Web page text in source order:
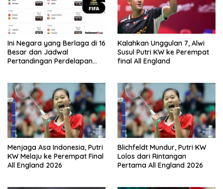
Ini Negara yang Berlaga di 16
Besar dan Jadwal
Pertandingan Perdelapan
Kalahkan Unggulan 7, Alwi
Susul Putri KW ke Perempat
final All England
Menjaga Asa Indonesia, Putri
KW Melaju ke Perempat Final
All England 2026
Blichfeldt Mundur, Putri KW
Lolos dari Rintangan
Pertama All England 2026